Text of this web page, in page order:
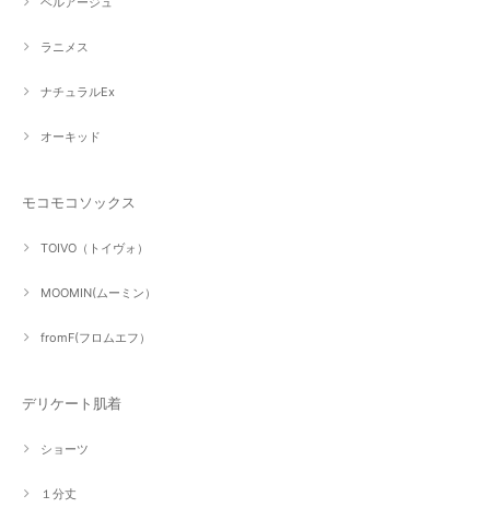
ラニメス
ナチュラルEx
オーキッド
モコモコソックス
TOIVO（トイヴォ）
MOOMIN(ムーミン）
fromF(フロムエフ）
デリケート肌着
ショーツ
１分丈